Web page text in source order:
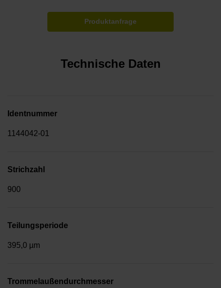
Produktanfrage
Technische Daten
Identnummer
1144042-01
Strichzahl
900
Teilungsperiode
395,0 µm
Trommelaußendurchmesser